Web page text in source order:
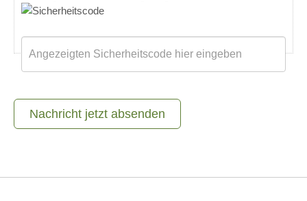
Nachricht jetzt absenden